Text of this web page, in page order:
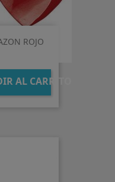
ROJO
AL CARRITO